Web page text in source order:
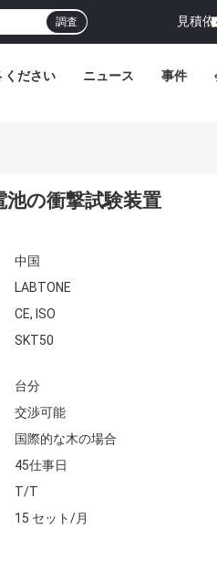
見積
調査
ください ニュース 事件
の衝撃試験装置
中国
LABTONE
CE, ISO
SKT50
台分
交渉可能
国際的な木の場合
45仕事日
T/T
15 セット/月